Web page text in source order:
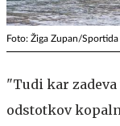
Foto: Žiga Zupan/Sportida
"Tudi kar
odstotkov